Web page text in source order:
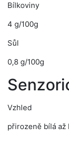
Bílkoviny
4 g/100g
Sůl
0,8 g/100g
Vzhled
přirozeně bílá až